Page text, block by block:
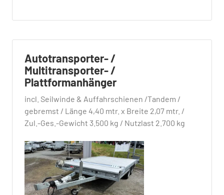
Autotransporter- /
Multitransporter- /
Plattformanhänger
incl. Seilwinde & Auffahrschienen /Tandem /
gebremst / Länge 4,40 mtr. x Breite 2,07 mtr. /
Zul.-Ges.-Gewicht 3.500 kg / Nutzlast 2.700 kg